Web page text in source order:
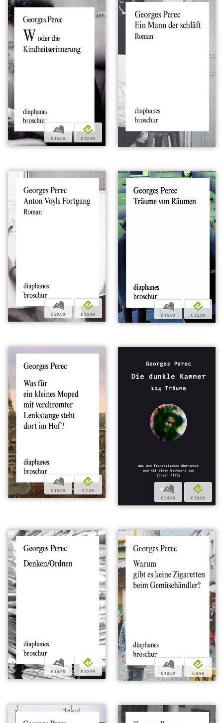
b
€ 15,00
e
€ 12,99
b
€ 20,00
e
€ 16,99
b
€ 15,00
e
€ 12,99
b
€ 10,00
e
€ 7,99 b
€ 24,00
e
€ 18,99
b
€ 14,95
e
€ 12,99
b
€ 12,00
e
€ 9,99